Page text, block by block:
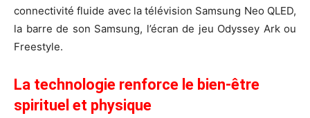
connectivité fluide avec la télévision Samsung Neo QLED,
la barre de son Samsung, l’écran de jeu Odyssey Ark ou
Freestyle.
La technologie renforce le bien-être
spirituel et physique